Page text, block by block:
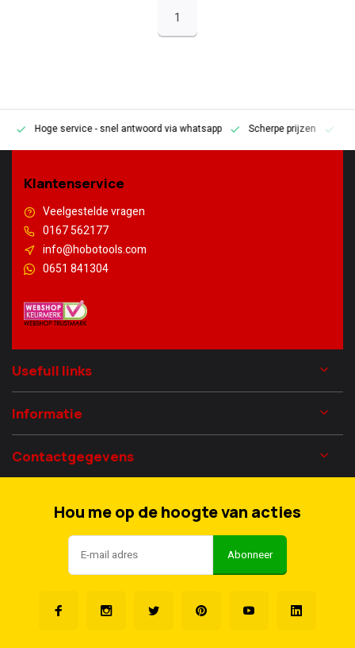
1
Hoge service- snel antwoord via whatsapp Scherpe prijzen
Klantenservice
Veelgestelde vragen
0167 562177
info@hobotools.com
0651 841304
Usefull links
Informatie
Contactgegevens
Hou me op de hoogte van acties
Abonneer